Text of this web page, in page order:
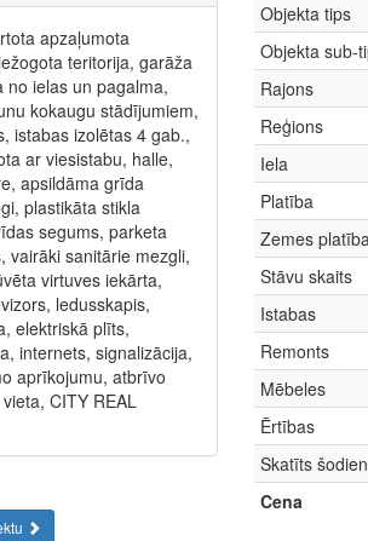
apzaļumota
teritorija, garāža
ielas un pagalma,
kokaugu stādījumiem,
istabas izolētas 4 gab.,
ar viesistabu, halle,
apsildāma grīda
plastikāta stikla
segums, parketa
vairāki sanitārie mezgli,
virtuves iekārta,
ledusskapis,
elektriskā plīts,
internets, signalizācija,
aprīkojumu, atbrīvo
CITY REAL
Objekta tips
Objekta sub-
Rajons
Reģions
Iela
Platība
Zemes
Stāvu skaits
Istabas
Remonts
Mēbeles
Ērtības
Skatīts šodien
Cena